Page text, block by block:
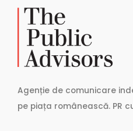
Agenție de comunicare
pe piața românească. PR